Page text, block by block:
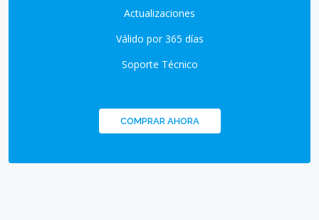
Actualizaciones
Válido por 365 días
Soporte Técnico
COMPRAR AHORA